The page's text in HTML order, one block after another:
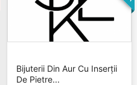
Bijuterii Din Aur Cu Inserții
De Pietre...